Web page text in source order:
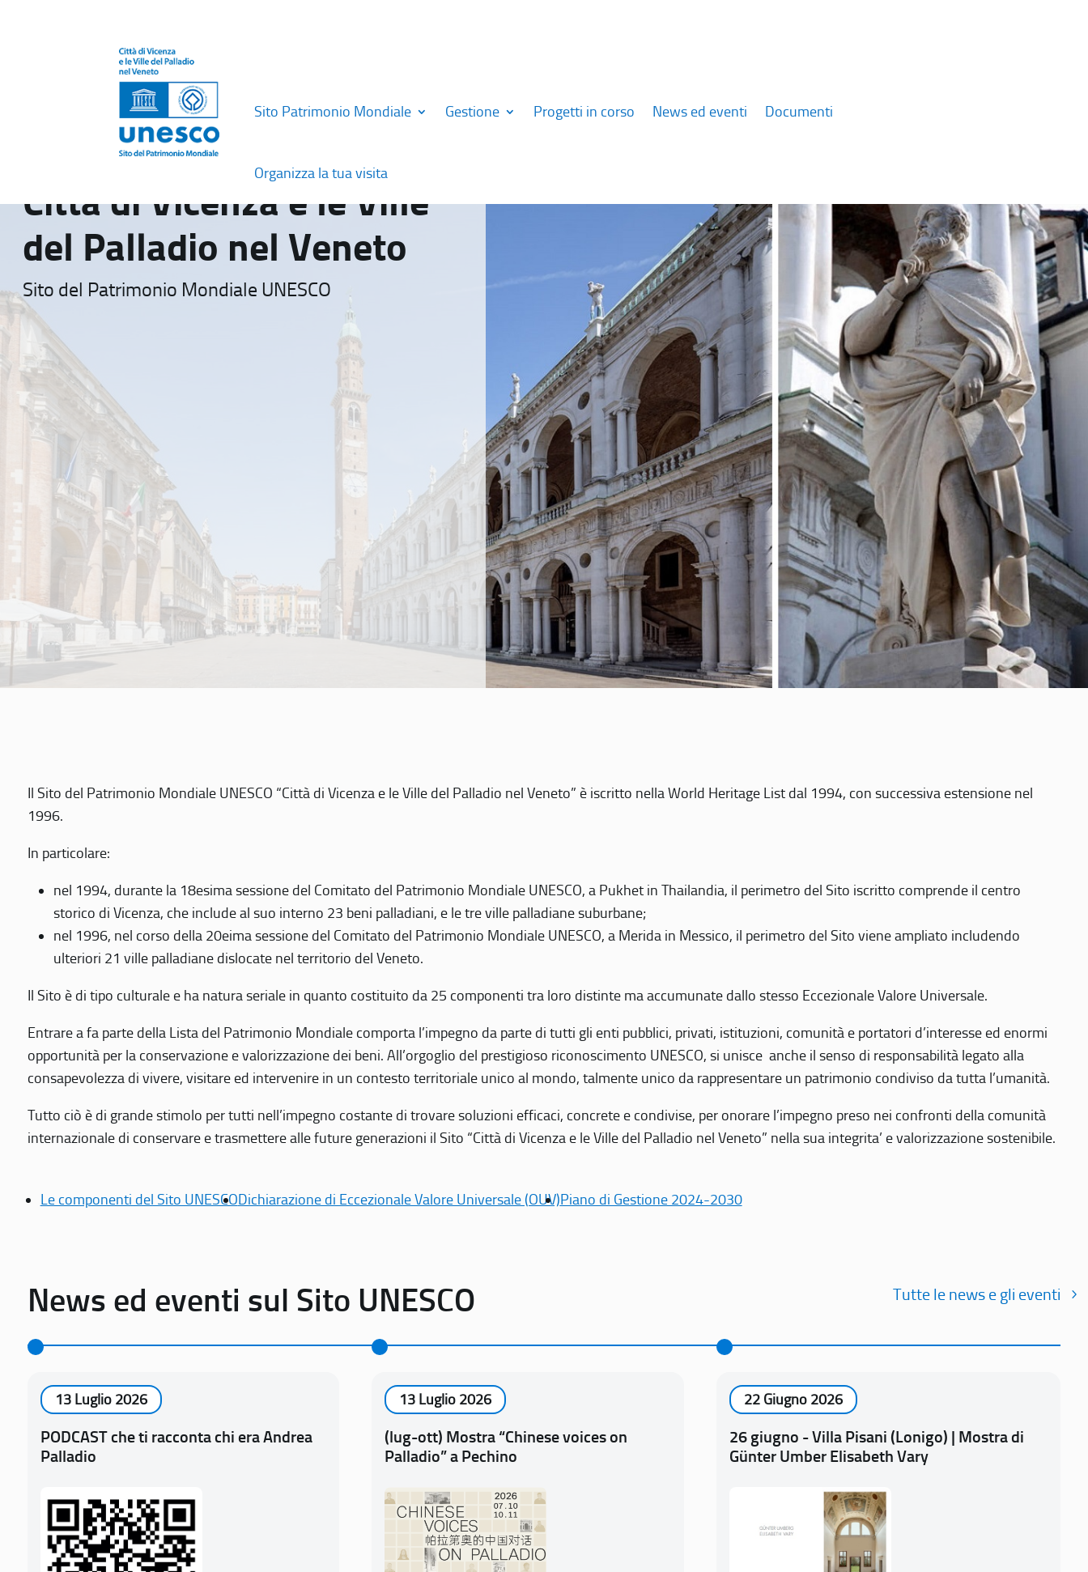
Sito Patrimonio Mondiale Gestione Progetti in corso News ed eventi Documenti
Organizza la tua visita
Città di Vicenza e le Ville
del Palladio nel Veneto
Sito del Patrimonio Mondiale UNESCO
Il Sito del Patrimonio Mondiale UNESCO “Città di Vicenza e le Ville del Palladio nel Veneto” è iscritto nella World Heritage List dal 1994, con successiva estensione nel
1996.
In particolare:
nel 1994, durante la 18esima sessione del Comitato del Patrimonio Mondiale UNESCO, a Pukhet in Thailandia, il perimetro del Sito iscritto comprende il centro
storico di Vicenza, che include al suo interno 23 beni palladiani, e le tre ville palladiane suburbane;
nel 1996, nel corso della 20eima sessione del Comitato del Patrimonio Mondiale UNESCO, a Merida in Messico, il perimetro del Sito viene ampliato includendo
ulteriori 21 ville palladiane dislocate nel territorio del Veneto.
Il Sito è di tipo culturale e ha natura seriale in quanto costituito da 25 componenti tra loro distinte ma accumunate dallo stesso Eccezionale Valore Universale.
Entrare a fa parte della Lista del Patrimonio Mondiale comporta l’impegno da parte di tutti gli enti pubblici, privati, istituzioni, comunità e portatori d’interesse ed enormi
opportunità per la conservazione e valorizzazione dei beni. All’orgoglio del prestigioso riconoscimento UNESCO, si unisce anche il senso di responsabilità legato alla
consapevolezza di vivere, visitare ed intervenire in un contesto territoriale unico al mondo, talmente unico da rappresentare un patrimonio condiviso da tutta l’umanità.
Tutto ciò è di grande stimolo per tutti nell’impegno costante di trovare soluzioni efficaci, concrete e condivise, per onorare l’impegno preso nei confronti della comunità
internazionale di conservare e trasmettere alle future generazioni il Sito “Città di Vicenza e le Ville del Palladio nel Veneto” nella sua integrita’ e valorizzazione sostenibile.
Le componenti del Sito UNESCODichiarazione di Eccezionale Valore Universale (OUV)Piano di Gestione 2024-2030
News ed eventi sul Sito UNESCO Tutte le news e gli eventi
13 Luglio 2026
PODCAST che ti racconta chi era Andrea
Palladio
13 Luglio 2026
(lug-ott) Mostra “Chinese voices on
Palladio” a Pechino
22 Giugno 2026
26 giugno - Villa Pisani (Lonigo) | Mostra di
Günter Umber Elisabeth Vary